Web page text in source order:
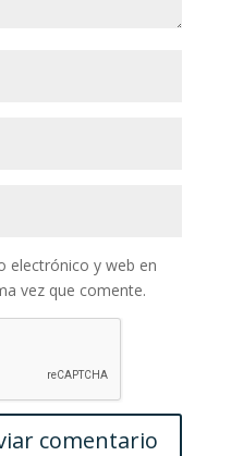
electrónico y web en
vez que comente.